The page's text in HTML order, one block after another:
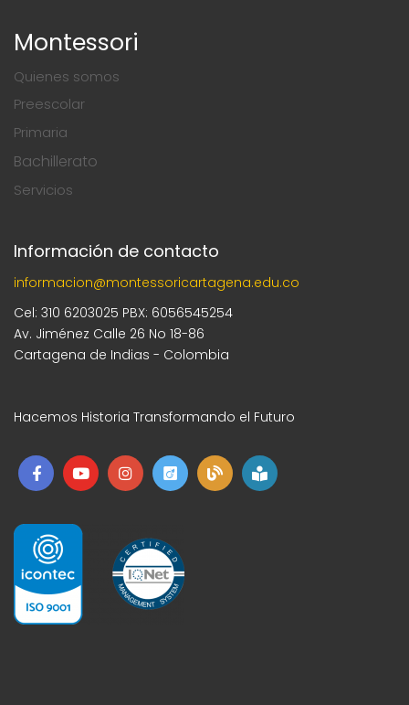
Montessori
Quienes somos
Preescolar
Primaria
Bachillerato
Servicios
Información de contacto
informacion@montessoricartagena.edu.co
Cel: 310 6203025 PBX: 6056545254
Av. Jiménez Calle 26 No 18-86
Cartagena de Indias - Colombia
Hacemos Historia Transformando el Futuro